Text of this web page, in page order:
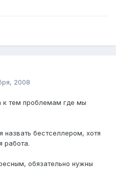
2008
к тем проблемам где мы
назвать бестселлером, хотя
работа.
обязательно нужны